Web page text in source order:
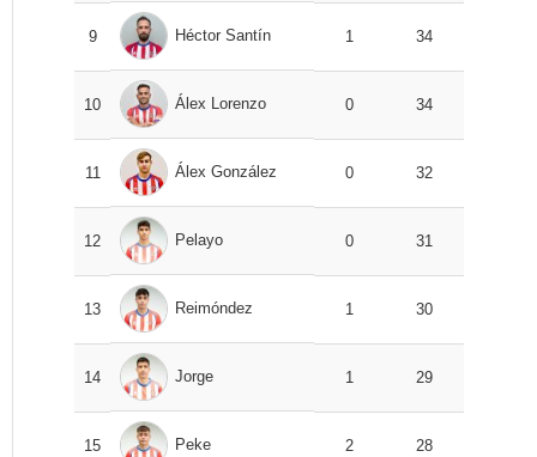
9 Héctor Santín 1 34
10 Álex Lorenzo 0 34
11 Álex González 0 32
12 Pelayo 0 31
13 Reimóndez 1 30
14 Jorge 1 29
15 Peke 2 28